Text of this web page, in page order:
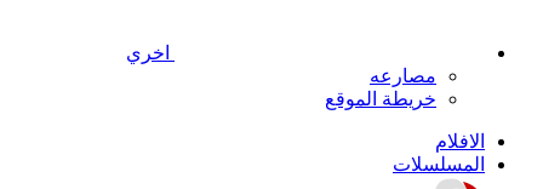
اخري
مصارعه
خريطة الموقع
الافلام
المسلسلات